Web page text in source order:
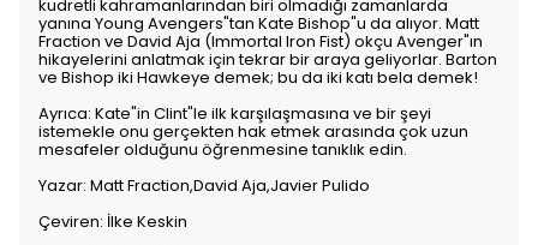
kudretli kahramanlarından biri olmadığı zamanlarda
yanına Young Avengers"tan Kate Bishop"u da alıyor. Matt
Fraction ve David Aja (Immortal Iron Fist) okçu Avenger"ın
hikayelerini anlatmak için tekrar bir araya geliyorlar. Barton
ve Bishop iki Hawkeye demek; bu da iki katı bela demek!
Ayrıca: Kate"in Clint"le ilk karşılaşmasına ve bir şeyi
istemekle onu gerçekten hak etmek arasında çok uzun
mesafeler olduğunu öğrenmesine tanıklık edin.
Yazar: Matt Fraction,David Aja,Javier Pulido
Çeviren: İlke Keskin